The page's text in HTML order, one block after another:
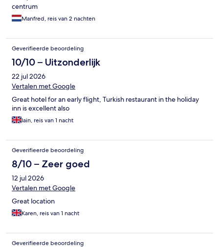
centrum
Manfred, reis van 2 nachten
Geverifieerde beoordeling
10/10 – Uitzonderlijk
22 jul 2026
Vertalen met Google
Great hotel for an early flight, Turkish restaurant in the holiday
inn is excellent also
Iain, reis van 1 nacht
Geverifieerde beoordeling
8/10 – Zeer goed
12 jul 2026
Vertalen met Google
Great location
Karen, reis van 1 nacht
Geverifieerde beoordeling